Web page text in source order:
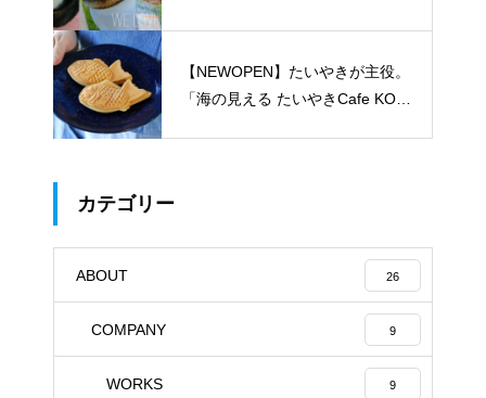
【NEWOPEN】たいやきが主役。
「海の見える たいやきCafe KOM
カテゴリー
ABOUT 26
COMPANY 9
WORKS 9